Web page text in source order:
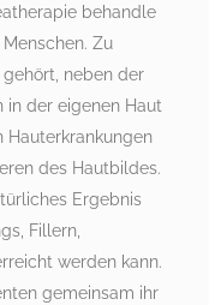
behandle
Zu
neben der
in der eigenen Haut
Hauterkrankungen
des Hautbildes.
Ergebnis
Fillern,
werden kann.
gemeinsam ihr